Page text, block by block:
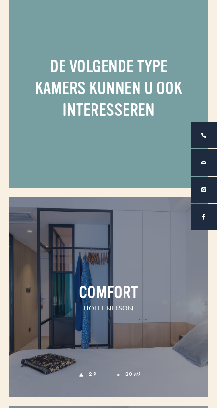
DE VOLGENDE TYPE
KAMERS KUNNEN U OOK
INTERESSEREN
COMFORT
HOTEL NELSON
2 P 20 M²